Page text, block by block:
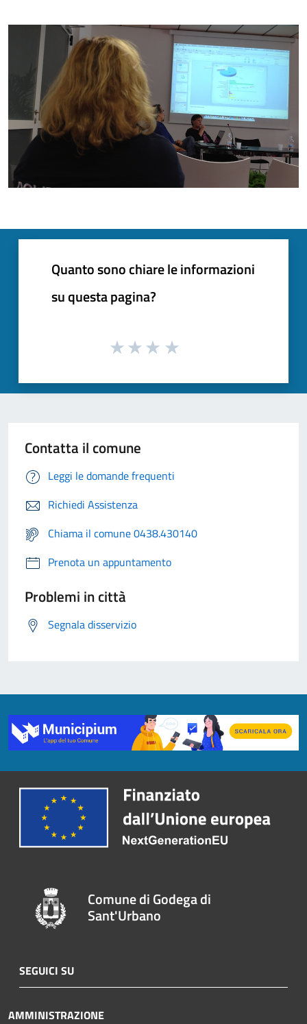
Quanto sono chiare le informazioni
su questa pagina?
Contatta il comune
Leggi le domande frequenti
Richiedi Assistenza
Chiama il comune 0438.430140
Prenota un appuntamento
Problemi in città
Segnala disservizio
Comune di Godega di
Sant'Urbano
SEGUICI SU
AMMINISTRAZIONE